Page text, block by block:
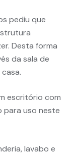
pediu que
Desta forma
da sala de
escritório com
para uso neste
lavabo e